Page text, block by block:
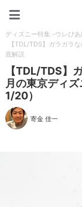
ディズニー特集 -ウレぴあ
【TDL/TDS】ガラガラ
底解説
【TDL/TDS】
月の東京ディ
1/20）
寄金 佳一